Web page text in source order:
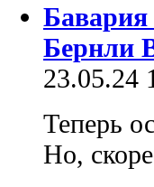
Бавария
Бернли
23.05.24
Теперь
Но,